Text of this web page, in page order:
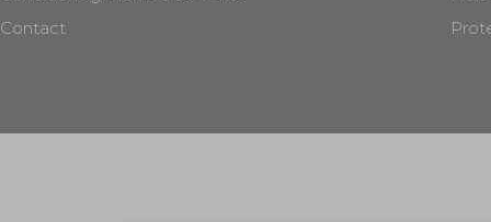
Contact